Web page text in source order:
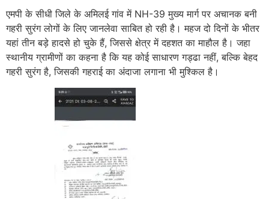
एमपी के सीधी जिले के अमिलई गांव में NH-39 मुख्य मार्ग पर अचानक बनी
गहरी सुरंग लोगों के लिए जानलेवा साबित हो रही है। महज दो दिनों के भीतर
यहां तीन बड़े हादसे हो चुके हैं, जिससे क्षेत्र में दहशत का माहौल है। जहा
स्थानीय ग्रामीणों का कहना है कि यह कोई साधारण गड्ढा नहीं, बल्कि बेहद
गहरी सुरंग है, जिसकी गहराई का अंदाजा लगाना भी मुश्किल है।